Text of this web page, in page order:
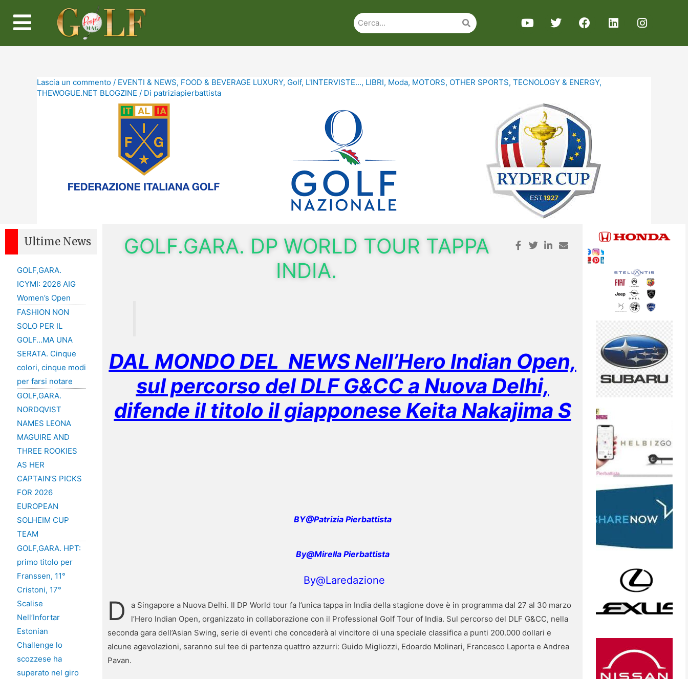
Lascia un commento / EVENTI & NEWS, FOOD & BEVERAGE LUXURY, Golf, L'INTERVISTE..., LIBRI, Moda, MOTORS, OTHER SPORTS, TECNOLOGY & ENERGY,
THEWOGUE.NET BLOGZINE / Di patriziapierbattista
Ultime News
GOLF,GARA.
ICYMI: 2026 AIG
Women’s Open
FASHION NON
SOLO PER IL
GOLF…MA UNA
SERATA. Cinque
colori, cinque modi
per farsi notare
GOLF,GARA.
NORDQVIST
NAMES LEONA
MAGUIRE AND
THREE ROOKIES
AS HER
CAPTAIN’S PICKS
FOR 2026
EUROPEAN
SOLHEIM CUP
TEAM
GOLF,GARA. HPT:
primo titolo per
Franssen, 11°
Cristoni, 17°
Scalise
Nell’Infortar
Estonian
Challenge lo
scozzese ha
superato nel giro
GOLF.GARA. DP WORLD TOUR TAPPA
INDIA.
DAL MONDO DEL NEWS Nell’Hero Indian Open,
sul percorso del DLF G&CC a Nuova Delhi,
difende il titolo il giapponese Keita Nakajima S
BY@Patrizia Pierbattista
By@Mirella Pierbattista
By@Laredazione
D
a Singapore a Nuova Delhi. Il DP World tour fa l’unica tappa in India della stagione dove è in programma dal 27 al 30 marzo
l’Hero Indian Open, organizzato in collaborazione con il Professional Golf Tour of India. Sul percorso del DLF G&CC, nella
seconda gara dell’Asian Swing, serie di eventi che concederà al vincitore di una speciale classifica a punti 200.000 dollari e
alcune agevolazioni, saranno sul tee di partenza quattro azzurri: Guido Migliozzi, Edoardo Molinari, Francesco Laporta e Andrea
Pavan.